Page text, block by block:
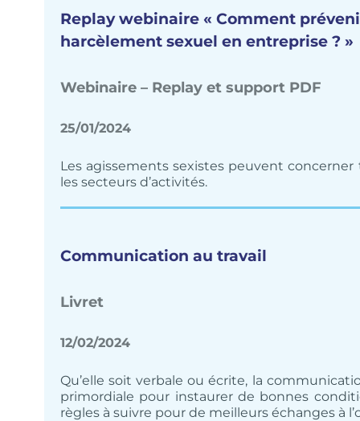
Replay webinaire « Comment
harcèlement sexuel en entreprise ? »
Webinaire – Replay et support PDF
25/01/2024
Les agissements sexistes peuvent
les secteurs d’activités.
Communication au travail
Livret
12/02/2024
Qu’elle soit verbale ou écrite, la
primordiale pour instaurer de bonnes
règles à suivre pour de meilleurs échanges à